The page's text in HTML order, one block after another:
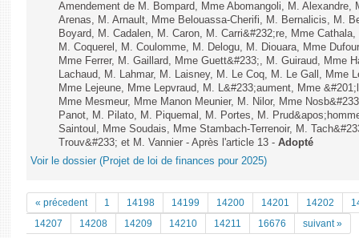
Amendement de M. Bompard, Mme Abomangoli, M.
Arenas, M. Arnault, Mme Belouassa-Cherifi, M. Bernalicis, M.
Boyard, M. Cadalen, M. Caron, M. Carri&#232;re, Mme
M. Coquerel, M. Coulomme, M. Delogu, M. Diouara, Mme
Mme Ferrer, M. Gaillard, Mme Guett&#233;, M. Guiraud, Mme
Lachaud, M. Lahmar, M. Laisney, M. Le Coq, M. Le Gall, Mme
Mme Lejeune, Mme Lepvraud, M. L&#233;aument, Mme
Mme Mesmeur, Mme Manon Meunier, M. Nilor, Mme
Panot, M. Pilato, M. Piquemal, M. Portes, M.
Saintoul, Mme Soudais, Mme Stambach-Terrenoir, M.
Trouv&#233; et M. Vannier - Après l'article 13 - Adopté
Voir le dossier (Projet de loi de finances pour 2025)
« précedent 1 14198 14199 14200 14201 14202
14207
14208 14209 14210 14211 16676 suivant »